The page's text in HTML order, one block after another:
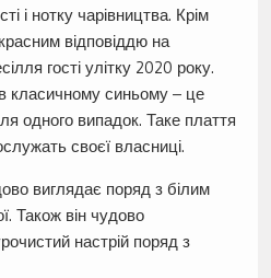
і нотку чарівництва. Крім
відповіддю на
гості улітку 2020 року.
в класичному синьому – це
одного випадок. Таке плаття
своєї власниці.
виглядає поряд з білим
Також він чудово
настрій поряд з